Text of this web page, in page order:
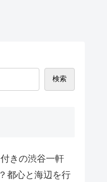
検索
きの渋谷一軒
都心と海辺を行